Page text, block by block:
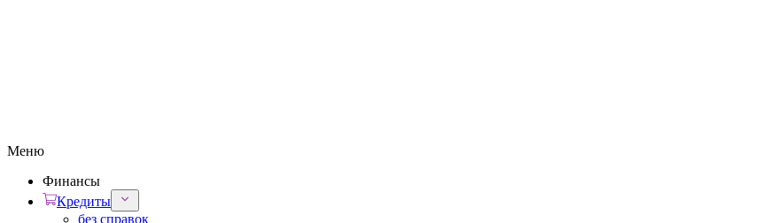
Меню
Финансы
Кредиты
без справок